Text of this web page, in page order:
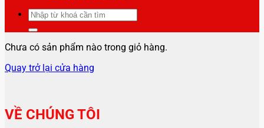
Tìm
kiếm:
Chưa có sản phẩm nào trong giỏ hàng.
Quay trở lại cửa hàng
VỀ CHÚNG TÔI